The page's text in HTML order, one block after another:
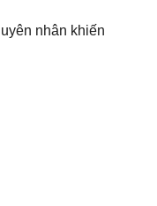
nhân khiến